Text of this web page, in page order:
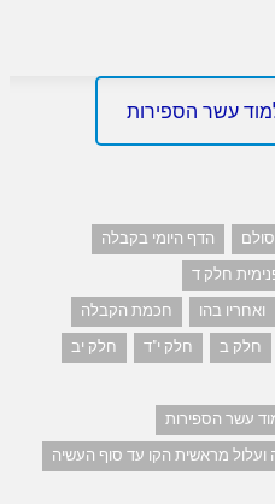
עשר הספירות
הדף היומי בקבלה
חלק ד
ואחריו בהו
חכמת הקבלה
חלק ב חלק י"ד
חלק יב
עשר הספירות
ועלול מראשית הקו עד סוף העשיה